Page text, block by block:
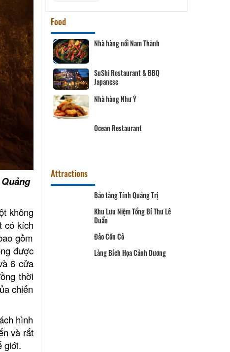
không
có kích
gồm
được
6 cửa
thời
chiến
hình
và rất
giới.
Food
Nhà hàng nổi Nam Thành
SuShi Restaurant & BBQ
Japanese
Nhà hàng Như Ý
Ocean Restaurant
Attractions
cổ Quảng
đạo Vịnh
biệt Đôi bờ
Hải
Bảo tàng Tỉnh Quảng Trị
Khu Lưu Niệm Tổng Bí Thư Lê
Duẩn
Đảo Cồn Cỏ
Làng Bích Họa Cảnh Dương